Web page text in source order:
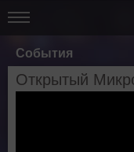
События
Открытый